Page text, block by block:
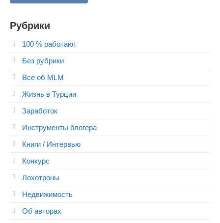
Рубрики
100 % работают
Без рубрики
Все об MLM
Жизнь в Турции
Заработок
Инструменты блогера
Книги / Интервью
Конкурс
Лохотроны
Недвижимость
Об авторах